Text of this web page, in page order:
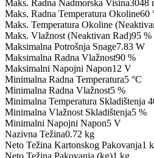
Maks. Radna Nadmorska Visina3048
Maks. Radna Temperatura Okoline60
Maks. Temperatura Okoline
Maks. Vlažnost (Neaktivan Rad)95 %
Maksimalna Potrošnja Snage7.83 W
Maksimalna Radna Vlažnost90 %
Maksimalni Napojni Napon12 V
Minimalna Radna Temperatura5 °C
Minimalna Radna Vlažnost5 %
Minimalna Temperatura Skladištenja
Minimalna Vlažnost Skladištenja5 %
Minimalni Napojni Napon5 V
Nazivna Težina0.72 kg
Neto Težina Kartonskog Pakovanja1